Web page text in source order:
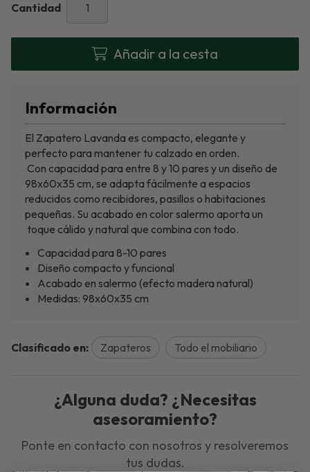
Cantidad
Añadir a la cesta
Información
El Zapatero Lavanda es compacto, elegante y
perfecto para mantener tu calzado en orden.
Con capacidad para entre 8 y 10 pares y un diseño de
98x60x35 cm, se adapta fácilmente a espacios
reducidos como recibidores, pasillos o habitaciones
pequeñas. Su acabado en color salermo aporta un
toque cálido y natural que combina con todo.
Capacidad para 8-10 pares
Diseño compacto y funcional
Acabado en salermo (efecto madera natural)
Medidas: 98x60x35 cm
Clasificado en: Zapateros Todo el mobiliario
¿Alguna duda? ¿Necesitas
asesoramiento?
Ponte en contacto con nosotros y resolveremos
tus dudas.